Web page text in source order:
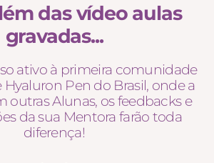
das vídeo aulas
gravadas...
ativo à primeira comunidade
Pen do Brasil, onde a
outras Alunas, os feedbacks e
da sua Mentora farão toda
diferença!